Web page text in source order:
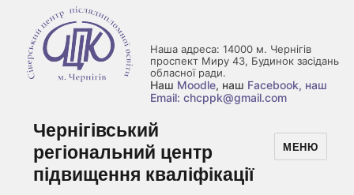
Наша адреса: 14000 м. Чернігів
проспект Миру 43, Будинок засідань
обласної ради.
Наш Moodle, наш Facebook, наш
Email: chcppk@gmail.com
Чернігівський
регіональний центр
підвищення кваліфікації
МЕНЮ